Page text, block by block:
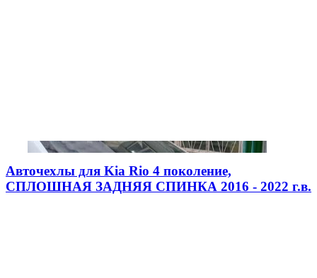
Авточехлы для Kia Rio 4 поколение,
СПЛОШНАЯ ЗАДНЯЯ СПИНКА 2016 - 2022 г.в.